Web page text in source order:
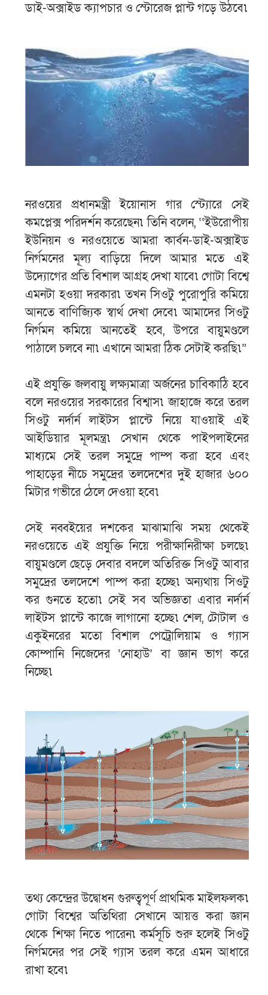
ডাই-অক্সাইড ক্যাপচার ও স্টোরেজ প্লান্ট গড়ে উঠবে৷
নরওয়ের প্রধানমন্ত্রী ইয়োনাস গার স্ট্যোরে সেই
কমপ্লেক্স পরিদর্শন করেছেন৷ তিনি বলেন, ‘‘ইউরোপীয়
ইউনিয়ন ও নরওয়েতে আমরা কার্বন-ডাই-অক্সাইড
নির্গমনের মূল্য বাড়িয়ে দিলে আমার মতে এই
উদ্যোগের প্রতি বিশাল আগ্রহ দেখা যাবে৷ গোটা বিশ্বে
এমনটা হওয়া দরকার৷ তখন সিওটু পুরোপুরি কমিয়ে
আনতে বাণিজ্যিক স্বার্থ দেখা দেবে৷ আমাদের সিওটু
নির্গমন কমিয়ে আনতেই হবে, উপরে বায়ুমণ্ডলে
পাঠালে চলবে না৷ এখানে আমরা ঠিক সেটাই করছি৷”
এই প্রযুক্তি জলবায়ু লক্ষ্যমাত্রা অর্জনের চাবিকাঠি হবে
বলে নরওয়ের সরকারের বিশ্বাস৷ জাহাজে করে তরল
সিওটু নর্দার্ন লাইটস প্লান্টে নিয়ে যাওয়াই এই
আইডিয়ার মূলমন্ত্র৷ সেখান থেকে পাইপলাইনের
মাধ্যমে সেই তরল সমুদ্রে পাম্প করা হবে এবং
পাহাড়ের নীচে সমুদ্রের তলদেশের দুই হাজার ৬০০
মিটার গভীরে ঠেলে দেওয়া হবে৷
সেই নব্বইয়ের দশকের মাঝামাঝি সময় থেকেই
নরওয়েতে এই প্রযুক্তি নিয়ে পরীক্ষানিরীক্ষা চলছে৷
বায়ুমণ্ডলে ছেড়ে দেবার বদলে অতিরিক্ত সিওটু আবার
সমুদ্রের তলদেশে পাম্প করা হচ্ছে৷ অন্যথায় সিওটু
কর গুনতে হতো৷ সেই সব অভিজ্ঞতা এবার নর্দার্ন
লাইটস প্লান্টে কাজে লাগানো হচ্ছে৷ শেল, টোটাল ও
একুইনরের মতো বিশাল পেট্রোলিয়াম ও গ্যাস
কোম্পানি নিজেদের ‘নোহাউ’ বা জ্ঞান ভাগ করে
নিচ্ছে৷
তথ্য কেন্দ্রের উদ্বোধন গুরুত্বপূর্ণ প্রাথমিক মাইলফলক৷
গোটা বিশ্বের অতিথিরা সেখানে আয়ত্ত করা জ্ঞান
থেকে শিক্ষা নিতে পারেন৷ কর্মসূচি শুরু হলেই সিওটু
নির্গমনের পর সেই গ্যাস তরল করে এমন আধারে
রাখা হবে৷